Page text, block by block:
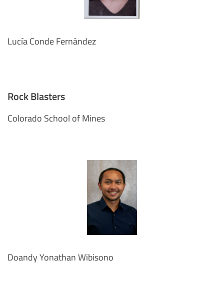
Lucía Conde Fernández
Rock Blasters
Colorado School of Mines
Doandy Yonathan Wibisono